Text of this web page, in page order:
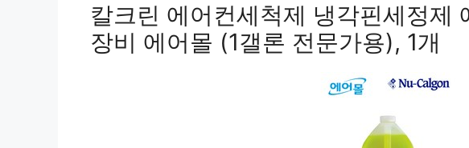
칼크린 에어컨세척제 냉각핀세정제
장비 에어몰 (1갤론 전문가용), 1개